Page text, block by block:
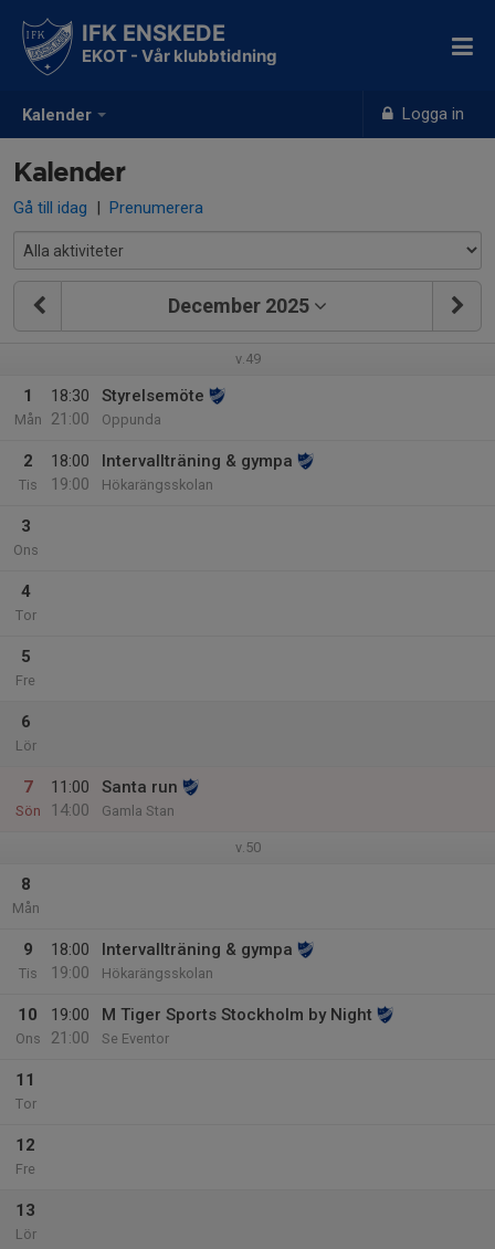
Kalender Logga in
IFK ENSKEDE
EKOT - Vår klubbtidning
Kalender
Gå till idag | Prenumerera
December 2025
v.49
1
Mån
18:30
21:00
Styrelsemöte
Oppunda
2
Tis
18:00
19:00
Intervallträning & gympa
Hökarängsskolan
3
Ons
4
Tor
5
Fre
6
Lör
7
Sön
11:00
14:00
Santa run
Gamla Stan
v.50
8
Mån
9
Tis
18:00
19:00
Intervallträning & gympa
Hökarängsskolan
10
Ons
19:00
21:00
M Tiger Sports Stockholm by Night
Se Eventor
11
Tor
12
Fre
13
Lör